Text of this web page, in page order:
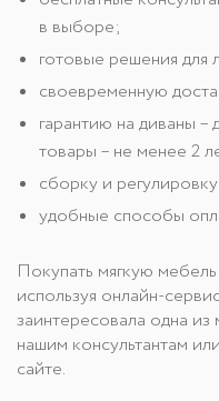
в выборе;
готовые решения
своевременную
гарантию на диваны –
товары – не менее 2
сборку и
удобные способы
Покупать мягкую
используя онлайн-
заинтересовала одна из
нашим консультантам
сайте.